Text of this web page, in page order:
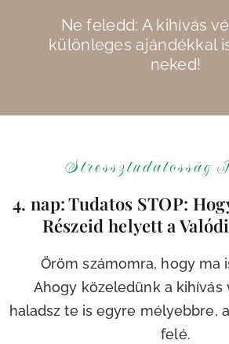
Ne feledd: A kihívás
különleges ajándékkal
neked!
Stressztudatosság
4. nap: Tudatos STOP:
Részeid helyett a
Öröm számomra, hogy ma
Ahogy közeledünk a kihívás
haladsz te is egyre mélyebbre,
felé.